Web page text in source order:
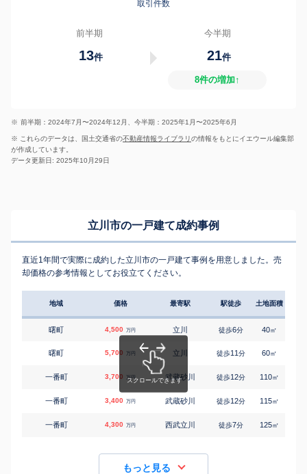
取引件数
前半期
13件
今半期
21件
8件の増加↑
※ 前半期：2024年7月〜2024年12月、今半期：2025年1月〜2025年6月
※ これらのデータは、国土交通省の不動産情報ライブラリの情報をもとにイエウール編集部
が作成しています。
データ更新日: 2025年10月29日
立川市の一戸建て成約事例
直近1年間で実際に成約した立川市の一戸建て事例を用意しました。売
却価格の参考情報としてお役立てください。
地域 価格 最寄駅 駅徒歩 土地面積
曙町 4,500 万円 立川 徒歩6分 40㎡
曙町 5,700 万円 立川 徒歩11分 60㎡
一番町 3,700 万円 武蔵砂川 徒歩12分 110㎡
一番町 3,400 万円 武蔵砂川 徒歩12分 115㎡
一番町 4,300 万円 西武立川 徒歩7分 125㎡
もっと見る